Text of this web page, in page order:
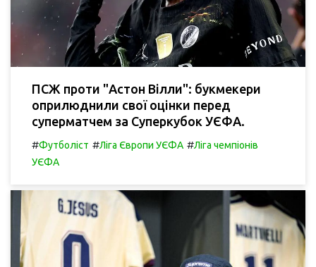
ПСЖ проти "Астон Вілли": букмекери
оприлюднили свої оцінки перед
суперматчем за Суперкубок УЄФА.
#Футболіст #Ліга Європи УЄФА #Ліга чемпіонів
УЄФА